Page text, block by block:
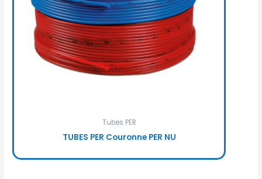
Tubes PER
TUBES PER Couronne PER NU